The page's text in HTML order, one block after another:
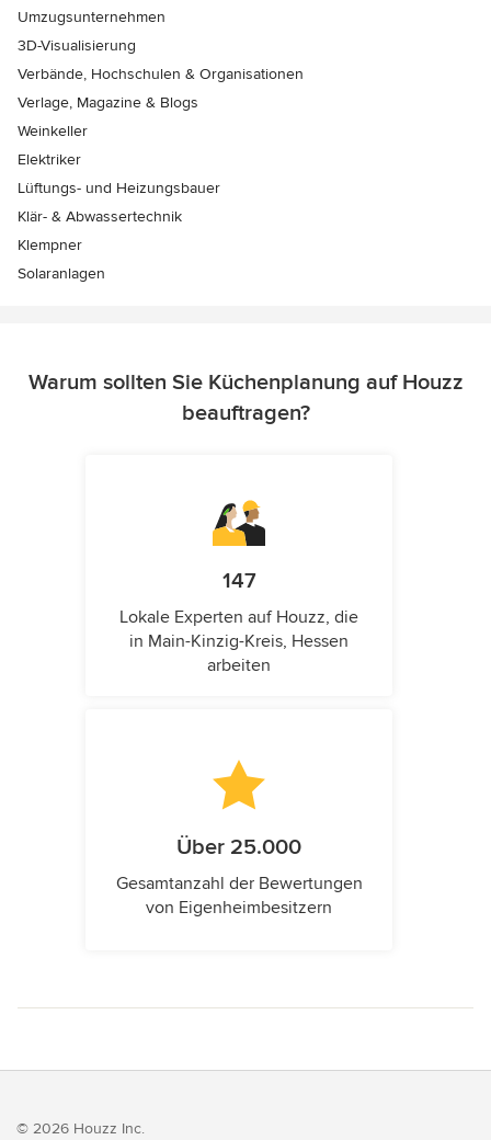
Umzugsunternehmen
3D-Visualisierung
Verbände, Hochschulen & Organisationen
Verlage, Magazine & Blogs
Weinkeller
Elektriker
Lüftungs- und Heizungsbauer
Klär- & Abwassertechnik
Klempner
Solaranlagen
Warum sollten Sie Küchenplanung auf Houzz
beauftragen?
147
Lokale Experten auf Houzz, die
in Main-Kinzig-Kreis, Hessen
arbeiten
Über 25.000
Gesamtanzahl der Bewertungen
von Eigenheimbesitzern
© 2026 Houzz Inc.